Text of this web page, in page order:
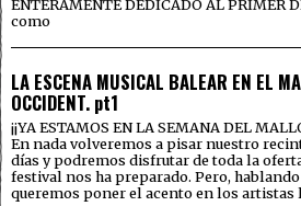
ENTERAMENTE DEDICADO AL PRIMER
como
LA ESCENA MUSICAL BALEAR EN EL
OCCIDENT. pt1
¡¡YA ESTAMOS EN LA SEMANA DEL
En nada volveremos a pisar nuestro
días y podremos disfrutar de toda la
festival nos ha preparado. Pero,
queremos poner el acento en los artistas